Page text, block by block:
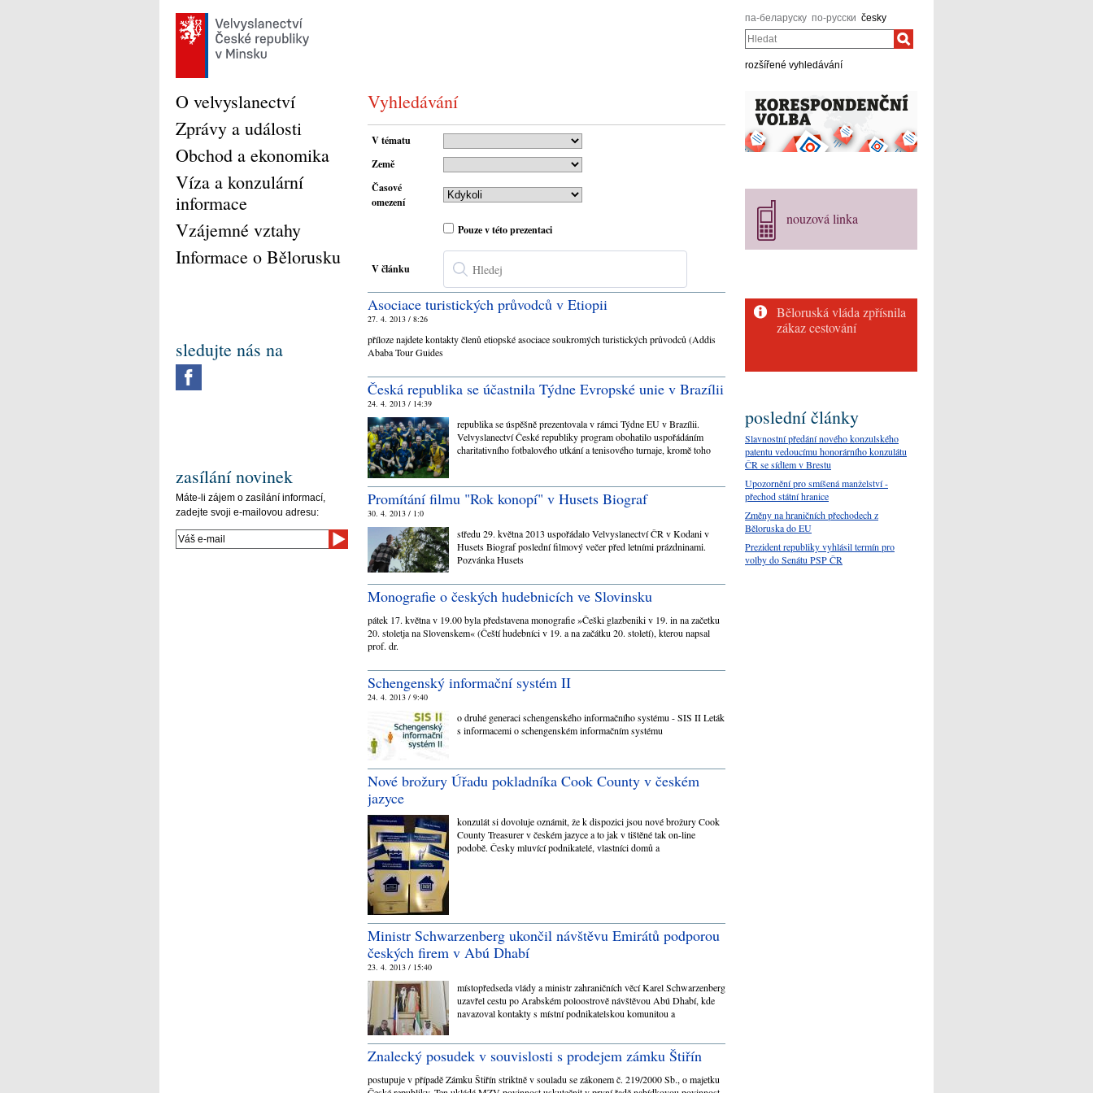
па-беларуску по-русски česky
Hledat
rozšířené vyhledávání
Vyhledávání
V tématu
Země
Časové
omezení
Pouze v této prezentaci
V článku
Asociace turistických průvodců v Etiopii
27. 4. 2013 / 8:26
příloze najdete kontakty členů etiopské asociace soukromých turistických průvodců (Addis
Ababa Tour Guides
Česká republika se účastnila Týdne Evropské unie v Brazílii
24. 4. 2013 / 14:39
republika se úspěšně prezentovala v rámci Týdne EU v Brazílii.
Velvyslanectví České republiky program obohatilo uspořádáním
charitativního fotbalového utkání a tenisového turnaje, kromě toho
Promítání filmu "Rok konopí" v Husets Biograf
30. 4. 2013 / 1:0
středu 29. května 2013 uspořádalo Velvyslanectví ČR v Kodani v
Husets Biograf poslední filmový večer před letními prázdninami.
Pozvánka Husets
Monografie o českých hudebnicích ve Slovinsku
pátek 17. května v 19.00 byla představena monografie »Češki glazbeniki v 19. in na začetku
20. stoletja na Slovenskem« (Čeští hudebníci v 19. a na začátku 20. století), kterou napsal
prof. dr.
Schengenský informační systém II
24. 4. 2013 / 9:40
o druhé generaci schengenského informačního systému - SIS II Leták
s informacemi o schengenském informačním systému
Nové brožury Úřadu pokladníka Cook County v českém
jazyce
konzulát si dovoluje oznámit, že k dispozici jsou nové brožury Cook
County Treasurer v českém jazyce a to jak v tištěné tak on-line
podobě. Česky mluvící podnikatelé, vlastníci domů a
Ministr Schwarzenberg ukončil návštěvu Emirátů podporou
českých firem v Abú Dhabí
23. 4. 2013 / 15:40
místopředseda vlády a ministr zahraničních věcí Karel Schwarzenberg
uzavřel cestu po Arabském poloostrově návštěvou Abú Dhabí, kde
navazoval kontakty s místní podnikatelskou komunitou a
Znalecký posudek v souvislosti s prodejem zámku Štiřín
postupuje v případě Zámku Štiřín striktně v souladu se zákonem č. 219/2000 Sb., o majetku
O velvyslanectví
Zprávy a události
Obchod a ekonomika
Víza a konzulární
informace
Vzájemné vztahy
Informace o Bělorusku
sledujte nás na
zasílání novinek
Máte-li zájem o zasílání informací,
zadejte svoji e-mailovou adresu:
nouzová linka
Běloruská vláda zpřísnila
zákaz cestování
poslední články
Slavnostní předání nového konzulského
patentu vedoucímu honorárního konzulátu
ČR se sídlem v Brestu
Upozornění pro smíšená manželství -
přechod státní hranice
Změny na hraničních přechodech z
Běloruska do EU
Prezident republiky vyhlásil termín pro
volby do Senátu PSP ČR